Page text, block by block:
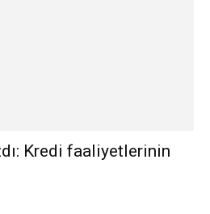
Kredi faaliyetlerinin